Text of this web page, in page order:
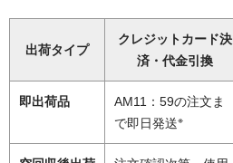
出荷タイプ
クレジットカード決
済・代金引換
即出荷品
AM11：59の注文ま
で即日発送※